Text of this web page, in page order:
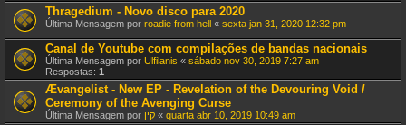
Thragedium - Novo disco para 2020
Última Mensagem por roadie from hell « sexta jan 31, 2020 12:32 pm
Canal de Youtube com compilações de bandas nacionais
Última Mensagem por Ulfilanis « sábado nov 30, 2019 7:27 am
Respostas: 1
Ævangelist - New EP - Revelation of the Devouring Void /
Ceremony of the Avenging Curse
Última Mensagem por קין « quarta abr 10, 2019 10:49 am